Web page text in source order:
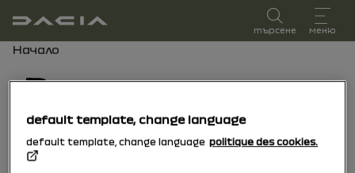
Ръководство за потребителя
търсене меню
Навигационен път
Начало
Регистрационен
номер
default template, change language
default template, change language politique des cookies.